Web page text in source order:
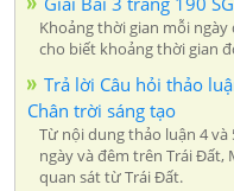
Khoảng thời gian mỗi
cho biết khoảng thời gian
Trả lời Câu hỏi thảo
Chân trời sáng tạo
Từ nội dung thảo luận 4
ngày và đêm trên Trái Đất,
quan sát từ Trái Đất.